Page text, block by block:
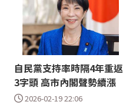
自民黨支持率時隔4年重返
3字頭 高市內閣聲勢續漲
2026-02-19 22:06